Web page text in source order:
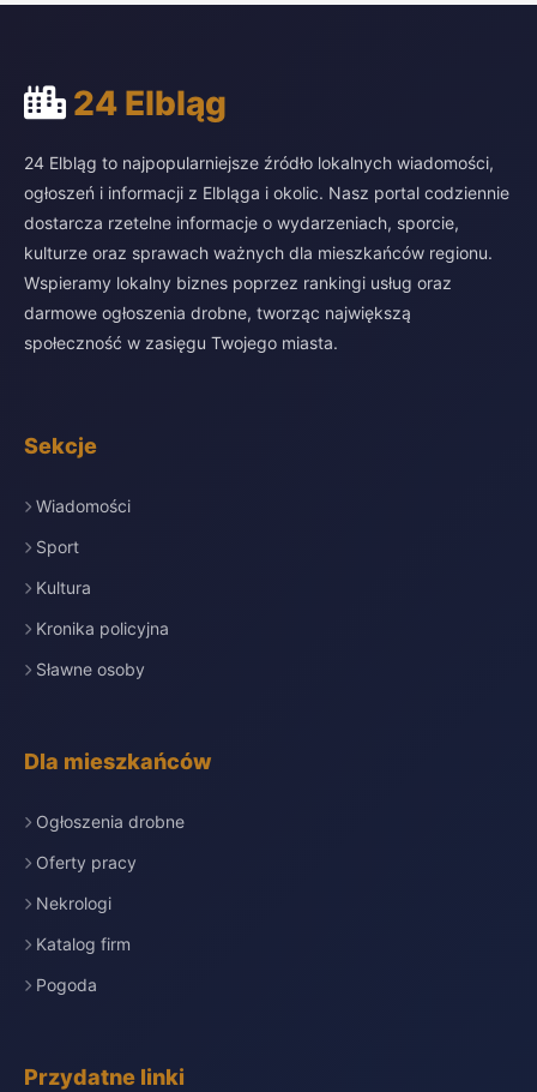
24 Elbląg
24 Elbląg to najpopularniejsze źródło lokalnych wiadomości,
ogłoszeń i informacji z Elbląga i okolic. Nasz portal codziennie
dostarcza rzetelne informacje o wydarzeniach, sporcie,
kulturze oraz sprawach ważnych dla mieszkańców regionu.
Wspieramy lokalny biznes poprzez rankingi usług oraz
darmowe ogłoszenia drobne, tworząc największą
społeczność w zasięgu Twojego miasta.
Sekcje
Wiadomości
Sport
Kultura
Kronika policyjna
Sławne osoby
Dla mieszkańców
Ogłoszenia drobne
Oferty pracy
Nekrologi
Katalog firm
Pogoda
Przydatne linki